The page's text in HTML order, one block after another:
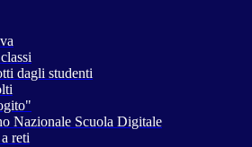
dagli studenti
Nazionale Scuola Digitale
reti